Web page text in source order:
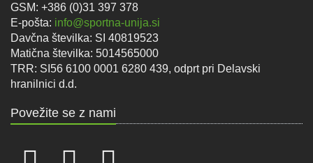
GSM: +386 (0)31 397 378
E-pošta: info@sportna-unija.si
Davčna številka: SI 40819523
Matična številka: 5014565000
TRR: SI56 6100 0001 6280 439, odprt pri Delavski
hranilnici d.d.
Povežite se z nami